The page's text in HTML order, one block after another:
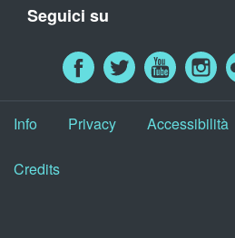
Seguici su
Info Privacy Accessibilità
Credits